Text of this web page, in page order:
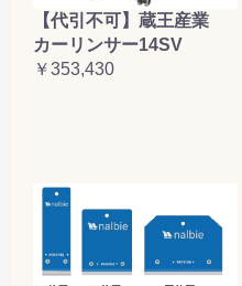
【代引不可】蔵王産業
カーリンサー14SV
￥353,430